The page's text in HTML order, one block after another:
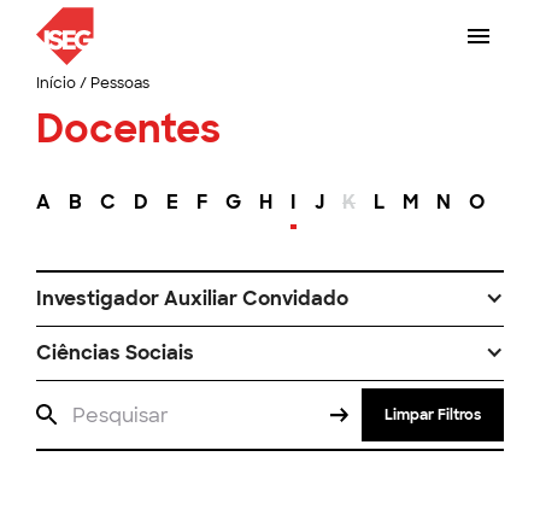
Início/ Pessoas
Docentes
A B C D E F G H I J K L M N O
Investigador Auxiliar Convidado
Ciências Sociais
Limpar Filtros